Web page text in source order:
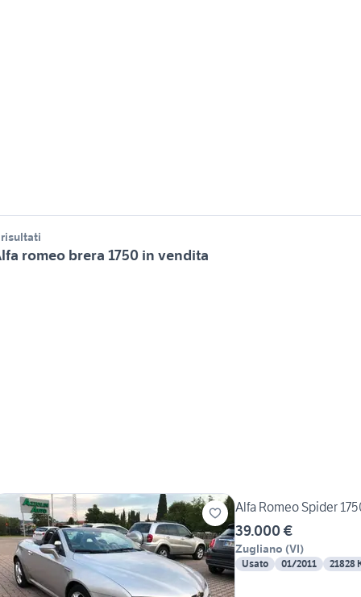
romeo brera 1750 in vendita
Alfa Romeo Spider
39.000 €
Zugliano (VI)
Usato 01/2011 21828